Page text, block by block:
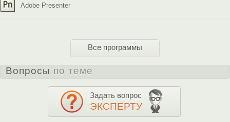
Adobe Presenter
Все программы
Вопросы по теме
Задать вопрос
ЭКСПЕРТУ